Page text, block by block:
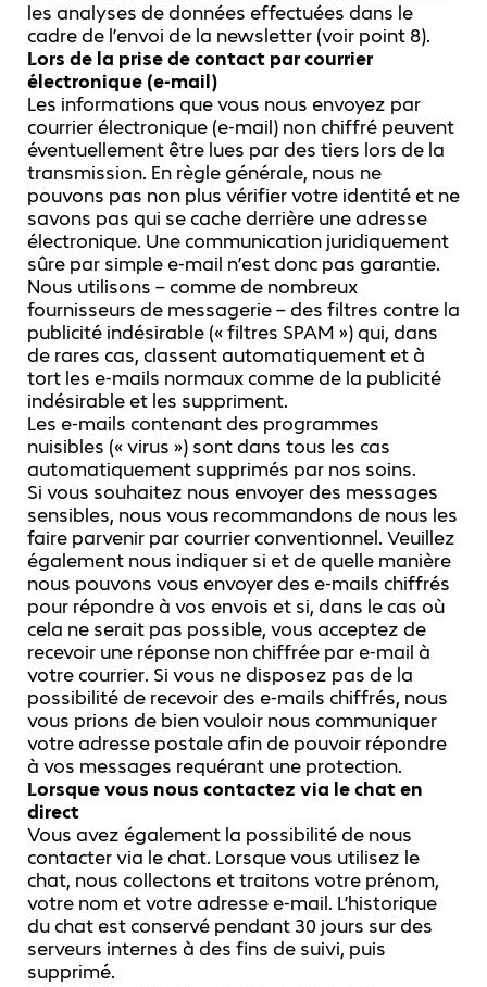
les analyses de données effectuées dans le
cadre de l’envoi de la newsletter (voir point 8).
Lors de la prise de contact par courrier
électronique (e-mail)
Les informations que vous nous envoyez par
courrier électronique (e-mail) non chiffré peuvent
éventuellement être lues par des tiers lors de la
transmission. En règle générale, nous ne
pouvons pas non plus vérifier votre identité et ne
savons pas qui se cache derrière une adresse
électronique. Une communication juridiquement
sûre par simple e-mail n’est donc pas garantie.
Nous utilisons – comme de nombreux
fournisseurs de messagerie – des filtres contre la
publicité indésirable (« filtres SPAM ») qui, dans
de rares cas, classent automatiquement et à
tort les e-mails normaux comme de la publicité
indésirable et les suppriment.
Les e-mails contenant des programmes
nuisibles (« virus ») sont dans tous les cas
automatiquement supprimés par nos soins.
Si vous souhaitez nous envoyer des messages
sensibles, nous vous recommandons de nous les
faire parvenir par courrier conventionnel. Veuillez
également nous indiquer si et de quelle manière
nous pouvons vous envoyer des e-mails chiffrés
pour répondre à vos envois et si, dans le cas où
cela ne serait pas possible, vous acceptez de
recevoir une réponse non chiffrée par e-mail à
votre courrier. Si vous ne disposez pas de la
possibilité de recevoir des e-mails chiffrés, nous
vous prions de bien vouloir nous communiquer
votre adresse postale afin de pouvoir répondre
à vos messages requérant une protection.
Lorsque vous nous contactez via le chat en
direct
Vous avez également la possibilité de nous
contacter via le chat. Lorsque vous utilisez le
chat, nous collectons et traitons votre prénom,
votre nom et votre adresse e-mail. L’historique
du chat est conservé pendant 30 jours sur des
serveurs internes à des fins de suivi, puis
supprimé.